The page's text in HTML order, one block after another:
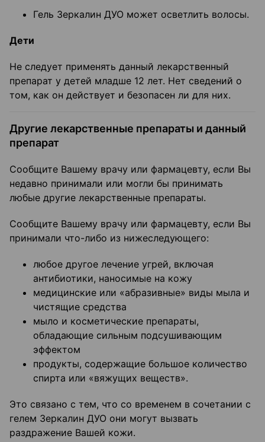
Гель Зеркалин ДУО может осветлить волосы.
Дети
Не следует применять данный лекарственный
препарат у детей младше 12 лет. Нет сведений о
том, как он действует и безопасен ли для них.
Другие лекарственные препараты и данный
препарат
Сообщите Вашему врачу или фармацевту, если Вы
недавно принимали или могли бы принимать
любые другие лекарственные препараты.
Сообщите Вашему врачу или фармацевту, если Вы
принимали что-либо из нижеследующего:
любое другое лечение угрей, включая
антибиотики, наносимые на кожу
медицинские или «абразивные» виды мыла и
чистящие средства
мыло и косметические препараты,
обладающие сильным подсушивающим
эффектом
продукты, содержащие большое количество
спирта или «вяжущих веществ».
Это связано с тем, что со временем в сочетании с
гелем Зеркалин ДУО они могут вызвать
раздражение Вашей кожи.